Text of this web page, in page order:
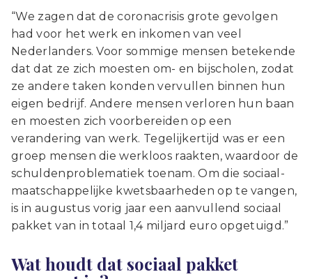
“We zagen dat de coronacrisis grote gevolgen
had voor het werk en inkomen van veel
Nederlanders. Voor sommige mensen betekende
dat dat ze zich moesten om- en bijscholen, zodat
ze andere taken konden vervullen binnen hun
eigen bedrijf. Andere mensen verloren hun baan
en moesten zich voorbereiden op een
verandering van werk. Tegelijkertijd was er een
groep mensen die werkloos raakten, waardoor de
schuldenproblematiek toenam. Om die sociaal-
maatschappelijke kwetsbaarheden op te vangen,
is in augustus vorig jaar een aanvullend sociaal
pakket van in totaal 1,4 miljard euro opgetuigd.”
Wat houdt dat sociaal pakket